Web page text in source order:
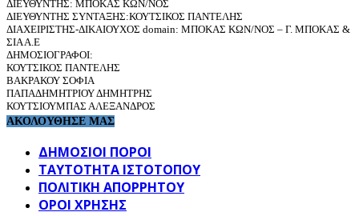
ΔΙΕΥΘΥΝΤΗΣ: ΜΠΟΚΑΣ ΚΩΝ/ΝΟΣ
ΔΙΕΥΘΥΝΤΗΣ ΣΥΝΤΑΞΗΣ:ΚΟΥΤΣΙΚΟΣ ΠΑΝΤΕΛΗΣ
ΔΙΑΧΕΙΡΙΣΤΗΣ-ΔΙΚΑΙΟΥΧΟΣ domain: ΜΠΟΚΑΣ ΚΩΝ/ΝΟΣ – Γ. ΜΠΟΚΑΣ &
ΣΙΑ Α.Ε
ΔΗΜΟΣΙΟΓΡΑΦΟΙ:
ΚΟΥΤΣΙΚΟΣ ΠΑΝΤΕΛΗΣ
ΒΑΚΡΑΚΟΥ ΣΟΦΙΑ
ΠΑΠΑΔΗΜΗΤΡΙΟΥ ΔΗΜΗΤΡΗΣ
ΚΟΥΤΣΙΟΥΜΠΑΣ ΑΛΕΞΑΝΔΡΟΣ
ΑΚΟΛΟΥΘΗΣΕ ΜΑΣ
ΔΗΜΟΣΙΟΙ ΠΟΡΟΙ
ΤΑΥΤΌΤΗΤΑ ΙΣΤΌΤΟΠΟΥ
ΠΟΛΙΤΙΚΉ ΑΠΟΡΡΉΤΟΥ
ΌΡΟΙ ΧΡΉΣΗΣ